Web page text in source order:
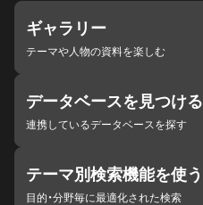
ギャラリー
テーマや人物の資料を楽しむ
データベースを見つける
連携しているデータベースを探す
テーマ別検索機能を使う
目的・分野毎に最適化された検索